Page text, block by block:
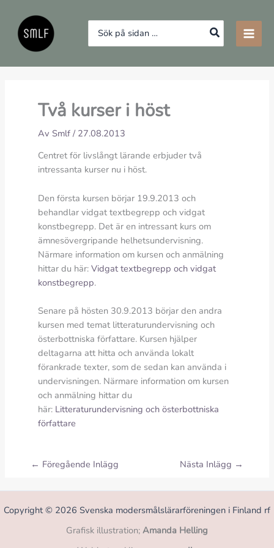
innehåll
Search
for:
Två kurser i höst
AvSmlf/ 27.08.2013
Centret för livslångt lärande erbjuder två
intressanta kurser nu i höst.
Den första kursen börjar 19.9.2013 och
behandlar vidgat textbegrepp och vidgat
konstbegrepp. Det är en intressant kurs om
ämnesövergripande helhetsundervisning.
Närmare information om kursen och anmälning
hittar du här:Vidgat textbegrepp och vidgat
konstbegrepp.
Senare på hösten 30.9.2013 börjar den andra
kursen med temat litteraturundervisning och
österbottniska författare. Kursen hjälper
deltagarna att hitta och använda lokalt
förankrade texter, som de sedan kan använda i
undervisningen. Närmare information om kursen
och anmälning hittar du
här: Litteraturundervisning och österbottniska
författare
← Föregående Inlägg Nästa Inlägg →
Copyright © 2026 Svenska modersmålslärarföreningen i Finland rf
Grafisk illustration; Amanda Helling